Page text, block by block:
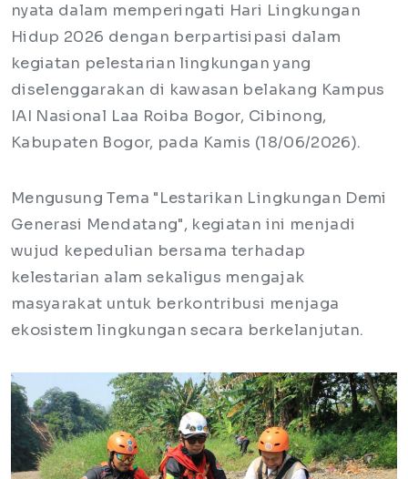
nyata dalam memperingati Hari Lingkungan
Hidup 2026 dengan berpartisipasi dalam
kegiatan pelestarian lingkungan yang
diselenggarakan di kawasan belakang Kampus
IAI Nasional Laa Roiba Bogor, Cibinong,
Kabupaten Bogor, pada Kamis (18/06/2026).
Mengusung Tema "Lestarikan Lingkungan Demi
Generasi Mendatang", kegiatan ini menjadi
wujud kepedulian bersama terhadap
kelestarian alam sekaligus mengajak
masyarakat untuk berkontribusi menjaga
ekosistem lingkungan secara berkelanjutan.